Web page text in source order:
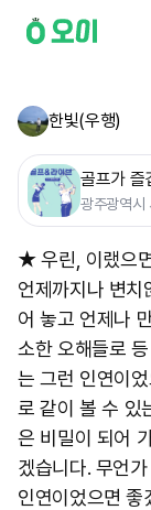
한빛(우행)
골프가 즐
광주광역시
★ 우린, 이랬으
언제까지나 변치
어 놓고 언제나
소한 오해들로
는 그런 인연이
로 같이 볼 수 있
은 비밀이 되어
겠습니다. 무언
인연이었으면 좋